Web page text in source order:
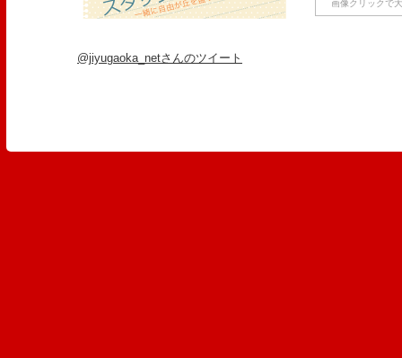
画像クリックで
@jiyugaoka_netさんのツイート